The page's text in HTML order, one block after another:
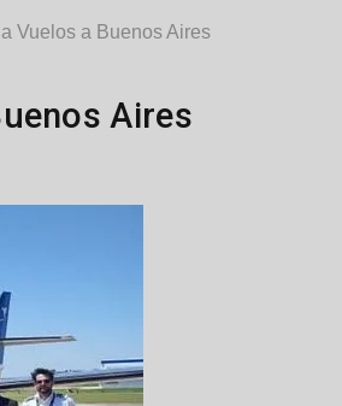
Vuelos a Buenos Aires
Aires